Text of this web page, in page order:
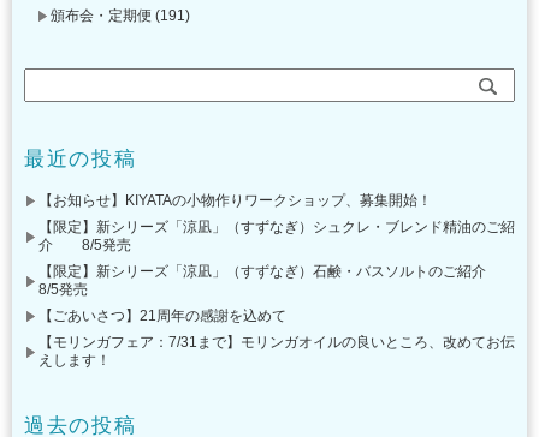
頒布会・定期便 (191)
最近の投稿
【お知らせ】KIYATAの小物作りワークショップ、募集開始！
【限定】新シリーズ「涼凪」（すずなぎ）シュクレ・ブレンド精油のご紹
介 8/5発売
【限定】新シリーズ「涼凪」（すずなぎ）石鹸・バスソルトのご紹介
8/5発売
【ごあいさつ】21周年の感謝を込めて
【モリンガフェア：7/31まで】モリンガオイルの良いところ、改めてお伝
えします！
過去の投稿